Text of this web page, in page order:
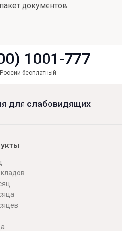
документов.
1001-777
бесплатный
для слабовидящих